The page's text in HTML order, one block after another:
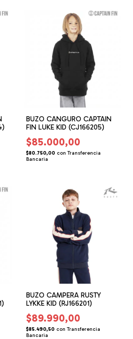
BUZO CANGURO CAPTAIN
FIN LUKE KID (CJ166205)
$85.000,00
$80.750,00 con Transferencia
Bancaria
BUZO CAMPERA RUSTY
LYKKE KID (RJ166201)
$89.990,00
$85.490,50 con Transferencia
Bancaria